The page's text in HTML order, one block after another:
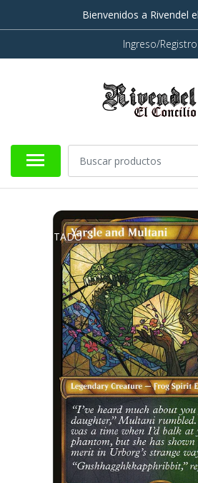
Bienvenidos a Rivendel
Ingreso/Registro
AGOTADO